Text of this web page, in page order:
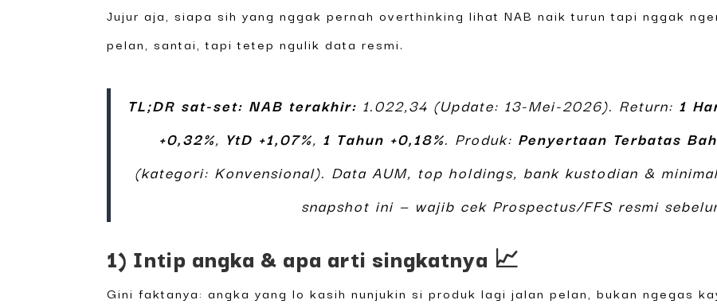
Jujur aja, siapa sih yang nggak pernah overthinking lihat NAB naik turun tapi nggak
pelan, santai, tapi tetep ngulik data resmi.
TL;DR sat-set: NAB terakhir: 1.022,34 (Update: 13-Mei-2026). Return: 1
+0,32%, YtD +1,07%, 1 Tahun +0,18%. Produk: Penyertaan Terbatas
(kategori: Konvensional). Data AUM, top holdings, bank kustodian &
snapshot ini — wajib cek Prospectus/FFS resmi
1) Intip angka & apa arti singkatnya 📈
Gini faktanya: angka yang lo kasih nunjukin si produk lagi jalan pelan, bukan ngegas